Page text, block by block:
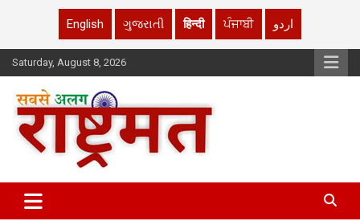
English ગુજરાતી हिन्दी ਪੰਜਾਬੀ اردو
Skip
to
Saturday, August 8, 2026
rashtrmat.com